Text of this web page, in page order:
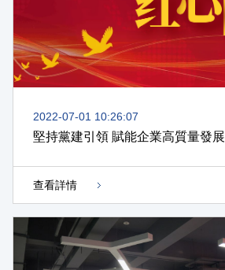
2022-07-01 10:26:07
堅持黨建引領 賦能企業高質量發展
查看詳情